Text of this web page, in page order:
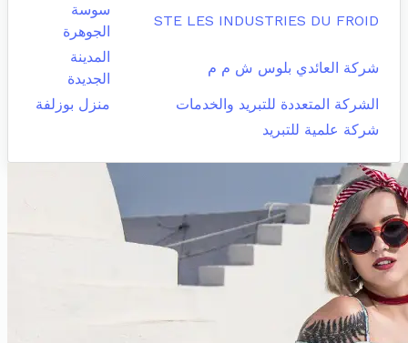
STE LES INDUSTRIES DU FROID
سوسة
الجوهرة
شركة العائدي بلوس ش م م
المدينة
الجديدة
الشركة المتعددة للتبريد والخدمات
منزل بوزلفة
شركة علمية للتبريد